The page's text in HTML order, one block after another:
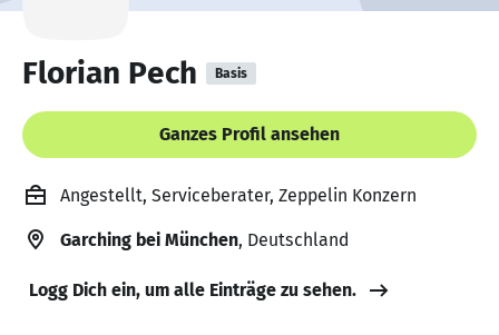
Florian Pech Basis
Ganzes Profil ansehen
Angestellt, Serviceberater, Zeppelin Konzern
Garching bei München, Deutschland
Logg Dich ein, um alle Einträge zu sehen.